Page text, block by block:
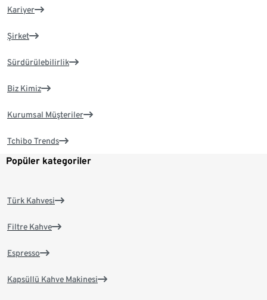
Kariyer
Şirket
Sürdürülebilirlik
Biz Kimiz
Kurumsal Müşteriler
Tchibo Trends
Popüler kategoriler
Türk Kahvesi
Filtre Kahve
Espresso
Kapsüllü Kahve Makinesi